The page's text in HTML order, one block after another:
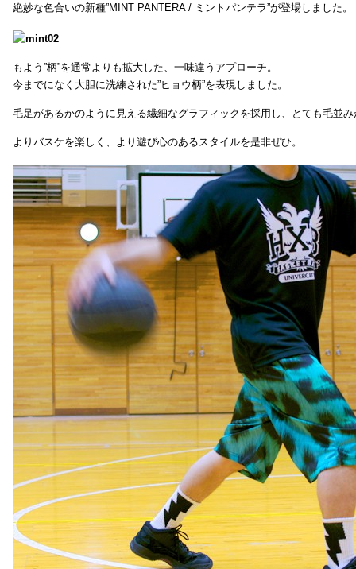
絶妙な色合いの新種”MINT PANTERA / ミントパンテラ”が登場しました。
もよう”柄”を通常よりも拡大した、一味違うアプローチ。
今までになく大胆に洗練された”ヒョウ柄”を表現しました。
毛足があるかのように見える繊細なグラフィックを採用し、とても毛並
よりバスケを楽しく、より遊び心のあるスタイルを是非ぜひ。